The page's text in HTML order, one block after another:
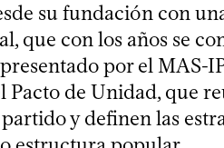
su fundación con
que con los años se
por el MAS-
Pacto de Unidad, que
y definen las